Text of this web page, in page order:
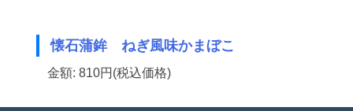
懐石蒲鉾 ねぎ風味かまぼこ
金額: 810円(税込価格)